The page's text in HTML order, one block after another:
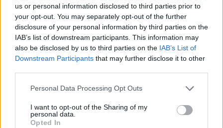
us or personal information disclosed to third parties prior to
your opt-out. You may separately opt-out of the further
disclosure of your personal information by third parties on the
IAB’s list of downstream participants. This information may
also be disclosed by us to third parties on the IAB’s List of
Downstream Participants that may further disclose it to other
Personal Data Processing Opt Outs
I want to opt-out of the Sharing of my
personal data.
Opted In
Santé
Canicule : les conseils
essentiels des
éviter le danger
Santé
Éclipse du 12 août :
attention à la pénurie de
Santé
Un chewing-gum
révolutionnaire pour
buccal